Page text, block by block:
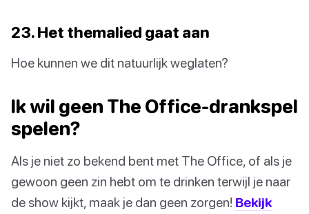
23. Het themalied gaat aan
Hoe kunnen we dit natuurlijk weglaten?
Ik wil geen The Office-drankspel
spelen?
Als je niet zo bekend bent met The Office, of als je
gewoon geen zin hebt om te drinken terwijl je naar
de show kijkt, maak je dan geen zorgen! Bekijk